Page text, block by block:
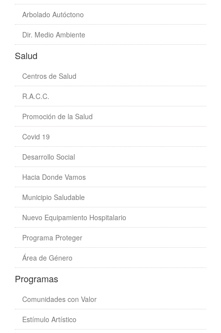
Arbolado Autóctono
Dir. Medio Ambiente
Salud
Centros de Salud
R.A.C.C.
Promoción de la Salud
Covid 19
Desarrollo Social
Hacia Donde Vamos
Municipio Saludable
Nuevo Equipamiento Hospitalario
Programa Proteger
Área de Género
Programas
Comunidades con Valor
Estímulo Artístico